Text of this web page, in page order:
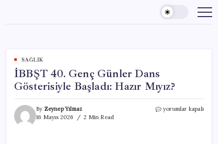
content
SAĞLIK
İBBŞT 40. Genç Günler Dans
Gösterisiyle Başladı: Hazır Mıyız?
By Zeynep Yılmaz
16 Mayıs 2026
2 Min Read
İBBŞT
yorumlar kapalı